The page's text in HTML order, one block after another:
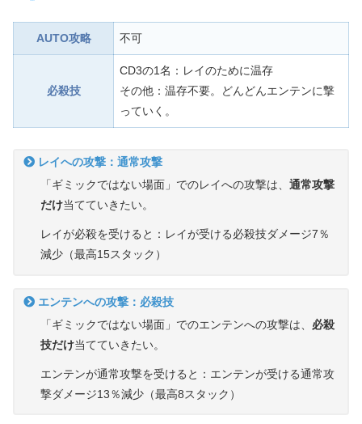
AUTO攻略 不可
必殺技
CD3の1名：レイのために温存
その他：温存不要。どんどんエンテンに撃
っていく。
レイへの攻撃：通常攻撃
「ギミックではない場面」でのレイへの攻撃は、通常攻撃
だけ当てていきたい。
レイが必殺を受けると：レイが受ける必殺技ダメージ7％
減少（最高15スタック）
エンテンへの攻撃：必殺技
「ギミックではない場面」でのエンテンへの攻撃は、 必殺
技だけ当てていきたい。
エンテンが通常攻撃を受けると：エンテンが受ける通常攻
撃ダメージ13％減少（最高8スタック）